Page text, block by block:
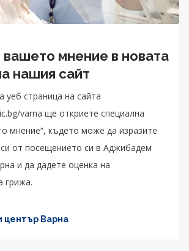
мнение в новата
нашия сайт
уеб страница на сайта
varna ще откриете специална
мнение“, където може да изразите
от посещението си в Аджибадем
и да дадете оценка на
грижа.
център Варна